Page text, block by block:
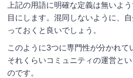
上記の用語に明確な定義は無いよ
目にします。混同しないように、
っておくと良いでしょう。
このように3つに専門性が分かれて
それくらいコミュニティの運営と
のです。